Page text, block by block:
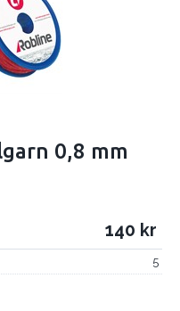
0,8 mm
140
5